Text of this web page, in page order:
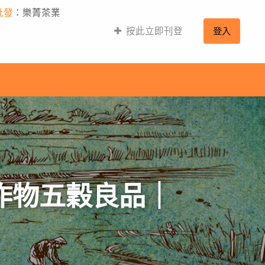
發 ：樂菁茶業
按此立即刊登
登入
五穀良品｜